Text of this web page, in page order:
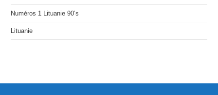
Numéros 1 Lituanie 90’s
Lituanie